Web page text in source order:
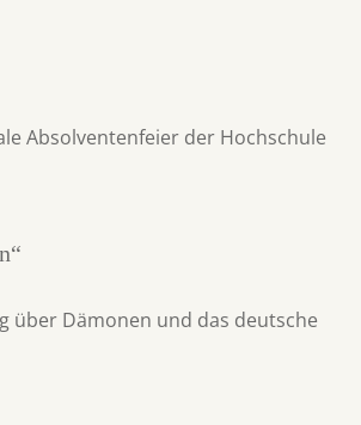
Absolventenfeier der Hochschule
über Dämonen und das deutsche